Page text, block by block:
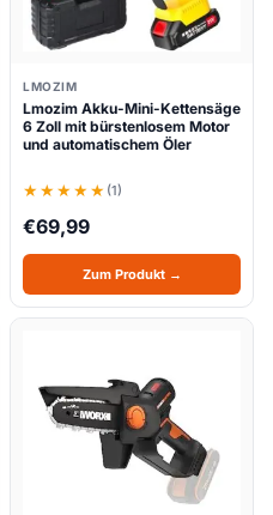
LMOZIM
Lmozim Akku-Mini-Kettensäge
6 Zoll mit bürstenlosem Motor
und automatischem Öler
(1)
€69,99
Zum Produkt →